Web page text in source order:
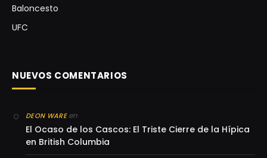
Baloncesto
UFC
NUEVOS COMENTARIOS
DEON WAREen
El Ocaso de los Cascos: El Triste Cierre de la Hípica
en British Columbia